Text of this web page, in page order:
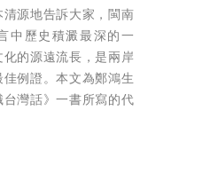
源地告訴大家，閩南
中歷史積澱最深的一
的源遠流長，是兩岸
例證。本文為鄭鴻生
灣話》一書所寫的代